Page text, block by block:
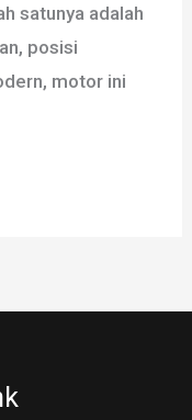
satunya adalah
posisi
motor ini